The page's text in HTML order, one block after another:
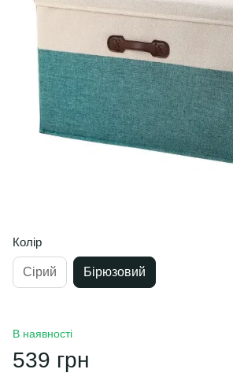
Колір
Сірий Бірюзовий
В наявності
539 грн